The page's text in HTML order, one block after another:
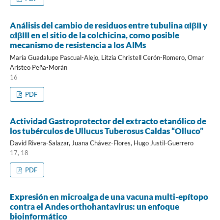
Análisis del cambio de residuos entre tubulina αIβII y
αIβIII en el sitio de la colchicina, como posible
mecanismo de resistencia a los AIMs
María Guadalupe Pascual-Alejo, Litzia Christell Cerón-Romero, Omar
Aristeo Peña-Morán
16
PDF
Actividad Gastroprotector del extracto etanólico de
los tubérculos de Ullucus Tuberosus Caldas “Olluco”
David Rivera-Salazar, Juana Chávez-Flores, Hugo Justil-Guerrero
17, 18
PDF
Expresión en microalga de una vacuna multi-epítopo
contra el Andes orthohantavirus: un enfoque
bioinformático